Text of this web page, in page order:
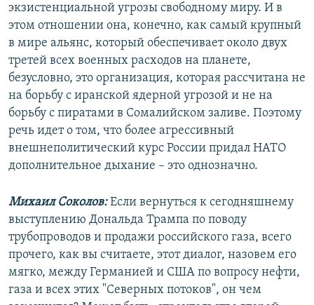
экзистенциальной угрозы свободному миру. И в
этом отношении она, конечно, как самый крупный
в мире альянс, который обеспечивает около двух
третей всех военных расходов на планете,
безусловно, это организация, которая рассчитана не
на борьбу с иранской ядерной угрозой и не на
борьбу с пиратами в Сомалийском заливе. Поэтому
речь идет о том, что более агрессивный
внешнеполитический курс России придал НАТО
дополнительное дыхание – это однозначно.
Михаил Соколов:Если вернуться к сегодняшнему
выступлению Дональда Трампа по поводу
трубопроводов и продажи российского газа, всего
прочего, как вы считаете, этот диалог, назовем его
мягко, между Германией и США по вопросу нефти,
газа и всех этих "Северных потоков", он чем